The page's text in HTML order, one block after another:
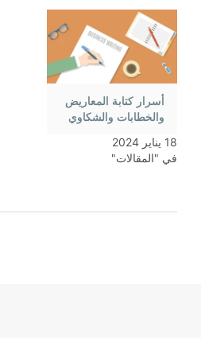
أسرار كتابة المعاريض
والخطابات والشكاوي
18 يناير 2024
في "المقالات"